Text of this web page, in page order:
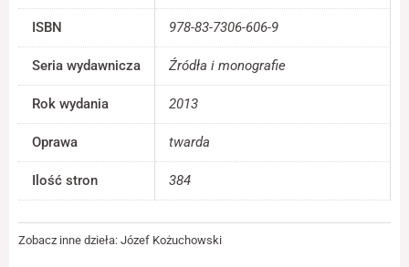
ISBN 978-83-7306-606-9
Seria wydawnicza Źródła i monografie
Rok wydania 2013
Oprawa twarda
Ilość stron 384
Zobacz inne dzieła: Józef Kożuchowski
internetowej,
na podstawie
tego, jak strona
jest używana.
Aby nasza strona
twojego przejścia